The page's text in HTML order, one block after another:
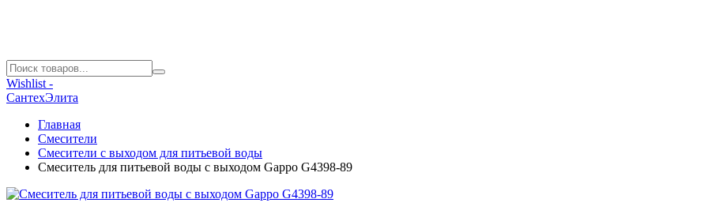
Wishlist -
СантехЭлита
Главная
Смесители
Смесители с выходом для питьевой воды
Смеситель для питьевой воды с выходом Gappo G4398-89